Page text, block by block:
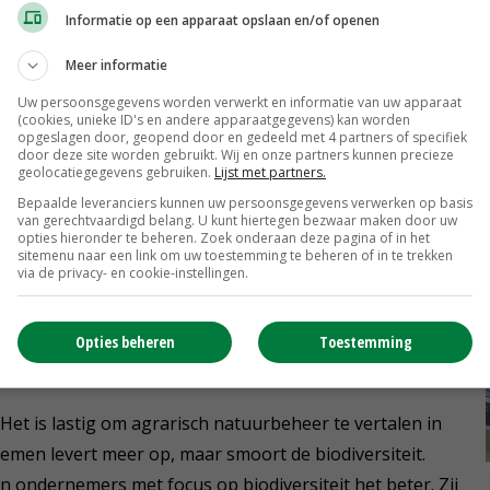
omstandigheden op een melkveebedrijf.
ten koste gaan van andere doelen zoals het
en weidegang. Dat maakt het voor
te krijgen, merkt Wiebren van Stralen,
'Aan biodiversiteit zitten twee dingen. Wat doe je
en kruidenrijk grasland? Op zich is dat te meten.
de melkveehouderij invloed op biodiversiteit. Denk
is lastig om agrarisch natuurbeheer te vertalen in
levert meer op, maar smoort de biodiversiteit.
ondernemers met focus op biodiversiteit het beter. Zij
Informatie op een apparaat opslaan en/of openen
Meer informatie
Uw persoonsgegevens worden verwerkt en informatie van uw apparaat
(cookies, unieke ID's en andere apparaatgegevens) kan worden
opgeslagen door, geopend door en gedeeld met 4 partners of specifiek
door deze site worden gebruikt. Wij en onze partners kunnen precieze
geolocatiegegevens gebruiken. Lijst met partners.
Bepaalde leveranciers kunnen uw persoonsgegevens verwerken op basis
van gerechtvaardigd belang. U kunt hiertegen bezwaar maken door uw
opties hieronder te beheren. Zoek onderaan deze pagina of in het
sitemenu naar een link om uw toestemming te beheren of in te trekken
via de privacy- en cookie-instellingen.
Toestemming
Opties beheren